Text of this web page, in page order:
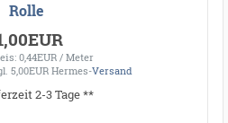
Rolle
0,44EUR / Meter
5,00EUR Hermes-Versand
2-3 Tage **